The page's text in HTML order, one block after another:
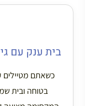
בית ענק עם
כשאתם מטיילים
בטוחה ובית